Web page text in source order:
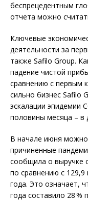
беспрецедентным
отчета можно
Ключевые
деятельности за
также Safilo Group.
падение чистой
сравнению с первым
сильно бизнес Safilo
эскалации эпидемии
половины месяца – в
В начале июня
причиненные
сообщила о выручке
по сравнению с
года. Это означает,
года составило 28